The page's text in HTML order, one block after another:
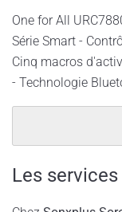
One for All
Série Smart -
Cinq macros
- Technologie
Les